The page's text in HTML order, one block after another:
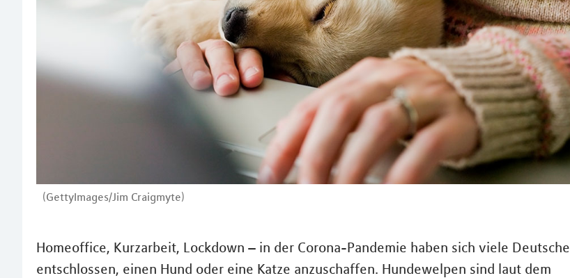
(GettyImages/Jim Craigmyte)
Homeoffice, Kurzarbeit, Lockdown – in der Corona-Pandemie haben sich viele Deutsche
entschlossen, einen Hund oder eine Katze anzuschaffen. Hundewelpen sind laut dem